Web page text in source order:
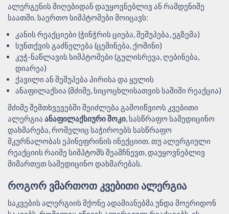
ალერგენის მიღებიდან დაუყოვნებლივ ან რამდენიმე
საათში. საერთო სიმპტომები მოიცავს:
კანის რეაქციები (ჭინჭრის ციება, შეშუპება, ეგზემა)
სუნთქვის გაძნელება (ცემინება, ქოშინი)
კუჭ-ნაწლავის სიმპტომები (გულისრევა, ღებინება,
დიარეა)
ქავილი ან შეშუპება პირისა და ყელის
ანაფილაქსია (მძიმე, სიცოცხლისათვის საშიში რეაქცია)
მძიმე შემთხვევებში შეიძლება გამოიწვიოს კვებითი
ალერგია ანაფილაქსიური შოკი, სასწრაფო სამედიცინო
დახმარება, რომელიც საჭიროებს სასწრაფო
მკურნალობას ეპინეფრინის ინექციით. თუ ალერგიული
რეაქციის რაიმე სიმპტომს შეამჩნევთ, დაუყოვნებლივ
მიმართეთ სამედიცინო დახმარებას.
ᲠᲝᲒᲝᲠ ᲕᲛᲐᲠᲗᲝᲗ ᲙᲕᲔᲑᲘᲗᲘ ᲐᲚᲔᲠᲒᲘᲐ
საკვების ალერგიის მქონე ადამიანებმა უნდა მოერიდონ